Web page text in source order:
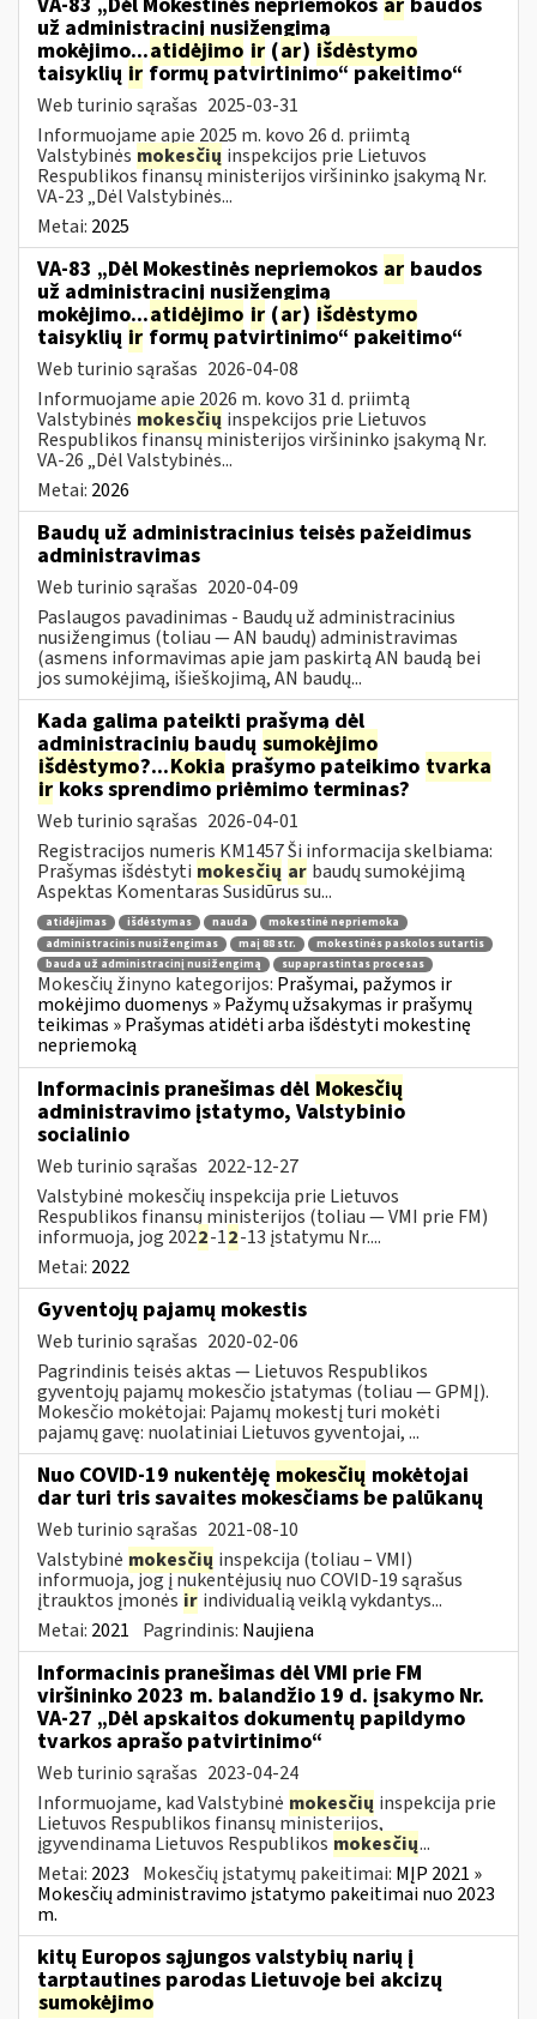
už administracinį nusižengimą
mokėjimo...atidėjimo ir (ar) išdėstymo
taisyklių ir formų patvirtinimo“ pakeitimo“
Web turinio sąrašas 2025-03-31
Informuojame apie 2025 m. kovo 26 d. priimtą
Valstybinės mokesčių inspekcijos prie Lietuvos
Respublikos finansų ministerijos viršininko įsakymą Nr.
VA-23 „Dėl Valstybinės...
Metai: 2025
VA-83 „Dėl Mokestinės nepriemokos ar baudos
už administracinį nusižengimą
mokėjimo...atidėjimo ir (ar) išdėstymo
taisyklių ir formų patvirtinimo“ pakeitimo“
Web turinio sąrašas 2026-04-08
Informuojame apie 2026 m. kovo 31 d. priimtą
Valstybinės mokesčių inspekcijos prie Lietuvos
Respublikos finansų ministerijos viršininko įsakymą Nr.
VA-26 „Dėl Valstybinės...
Metai: 2026
Baudų už administracinius teisės pažeidimus
administravimas
Web turinio sąrašas 2020-04-09
Paslaugos pavadinimas - Baudų už administracinius
nusižengimus (toliau — AN baudų) administravimas
(asmens informavimas apie jam paskirtą AN baudą bei
jos sumokėjimą, išieškojimą, AN baudų...
Kada galima pateikti prašymą dėl
administracinių baudų sumokėjimo
išdėstymo?...Kokia prašymo pateikimo tvarka
irkoks sprendimo priėmimo terminas?
Web turinio sąrašas 2026-04-01
Registracijos numeris KM1457 Ši informacija skelbiama:
Prašymas išdėstyti mokesčių ar baudų sumokėjimą
Aspektas Komentaras Susidūrus su...
atidėjimas išdėstymas nauda
mokestinė nepriemoka
administracinis nusižengimas
maį 88 str.
mokestinės paskolos sutartis
bauda už administracinį nusižengimą
supaprastintas procesas
Mokesčių žinyno kategorijos: Prašymai, pažymos ir
mokėjimo duomenys » Pažymų užsakymas ir prašymų
teikimas » Prašymas atidėti arba išdėstyti mokestinę
nepriemoką
Informacinis pranešimas dėl Mokesčių
administravimo įstatymo, Valstybinio
socialinio
Web turinio sąrašas 2022-12-27
Valstybinė mokesčių inspekcija prie Lietuvos
Respublikos finansų ministerijos (toliau — VMI prie FM)
informuoja, jog 2022-12-13 įstatymu Nr....
Metai: 2022
Gyventojų pajamų mokestis
Web turinio sąrašas 2020-02-06
Pagrindinis teisės aktas — Lietuvos Respublikos
gyventojų pajamų mokesčio įstatymas (toliau — GPMĮ).
Mokesčio mokėtojai: Pajamų mokestį turi mokėti
pajamų gavę: nuolatiniai Lietuvos gyventojai, ...
Nuo COVID-19 nukentėję mokesčių mokėtojai
dar turi tris savaites mokesčiams be palūkanų
Web turinio sąrašas 2021-08-10
Valstybinė mokesčių inspekcija (toliau – VMI)
informuoja, jog į nukentėjusių nuo COVID-19 sąrašus
įtrauktos įmonės ir individualią veiklą vykdantys...
Metai: 2021 Pagrindinis: Naujiena
Informacinis pranešimas dėl VMI prie FM
viršininko 2023 m. balandžio 19 d. įsakymo Nr.
VA-27 „Dėl apskaitos dokumentų papildymo
tvarkos aprašo patvirtinimo“
Web turinio sąrašas 2023-04-24
Informuojame, kad Valstybinė mokesčių inspekcija prie
Lietuvos Respublikos finansų ministerijos,
įgyvendinama Lietuvos Respublikos mokesčių...
Metai: 2023 Mokesčių įstatymų pakeitimai: MĮP 2021 »
Mokesčių administravimo įstatymo pakeitimai nuo 2023
m.
kitų Europos sąjungos valstybių narių į
tarptautines parodas Lietuvoje bei akcizų
sumokėjimo